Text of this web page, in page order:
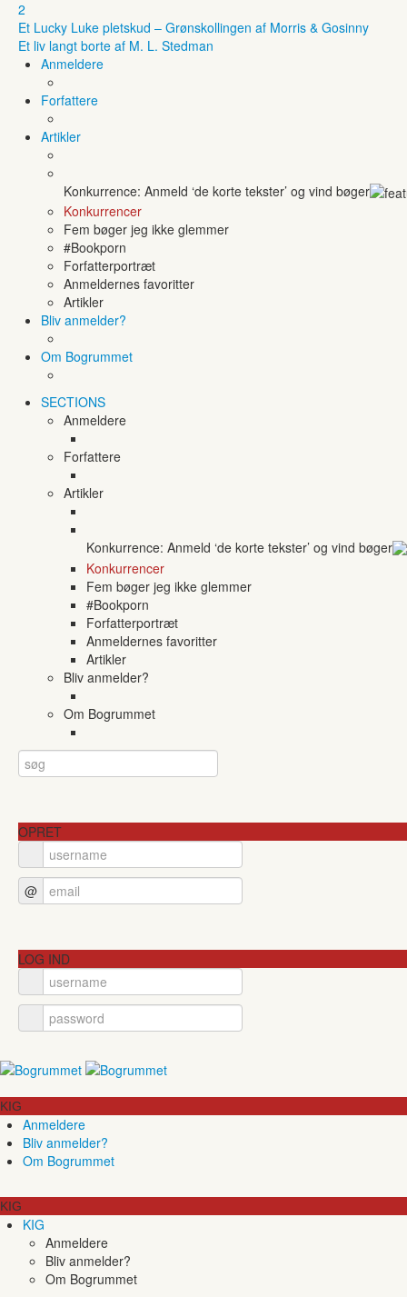
2
Et Lucky Luke pletskud – Grønskollingen af Morris & Gosinny
Et liv langt borte af M. L. Stedman
Anmeldere
Forfattere
Artikler
Konkurrence: Anmeld ‘de korte tekster’ og vind bøger
Konkurrencer
Fem bøger jeg ikke glemmer
#Bookporn
Forfatterportræt
Anmeldernes favoritter
Artikler
Bliv anmelder?
Om Bogrummet
SECTIONS
Anmeldere
Forfattere
Artikler
Konkurrence: Anmeld ‘de korte tekster’ og vind bøger
Konkurrencer
Fem bøger jeg ikke glemmer
#Bookporn
Forfatterportræt
Anmeldernes favoritter
Artikler
Bliv anmelder?
Om Bogrummet
OPRET
@
LOG IND
KIG
Anmeldere
Bliv anmelder?
Om Bogrummet
KIG
KIG
Anmeldere
Bliv anmelder?
Om Bogrummet